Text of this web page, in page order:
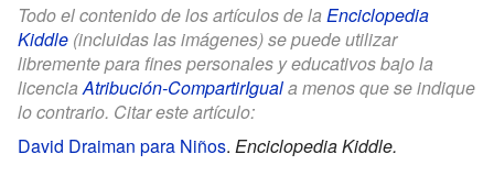
Todo el contenido de los artículos de la Enciclopedia
Kiddle (incluidas las imágenes) se puede utilizar
libremente para fines personales y educativos bajo la
licencia Atribución-CompartirIguala menos que se indique
lo contrario. Citar este artículo:
David Draiman para Niños. Enciclopedia Kiddle.